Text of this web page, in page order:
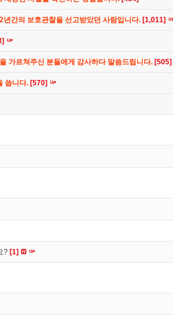
간의 보호관찰을 선고받았던 사람입니다. [1,011]
가르쳐주신 분들에게 감사하다 말씀드립니다. [505]
씁니다. [570]
? [1]